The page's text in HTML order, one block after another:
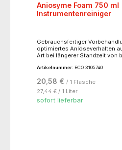
Aniosyme Foam 750 ml
Instrumentenreiniger
Gebrauchsfertiger
optimiertes Anlöseverhalten
Art bei längerer Standzeit von
Antrocknen von
Eine gleichmäßige Bedeckung
Instrumentenoberfläche ist
Schaum gewährleistet.
kompatibel mit einer Vielzahl
Artikelnummer: ECO 3105740
20,58 € / 1 Flasche
27,44 € / 1 Liter
sofort lieferbar